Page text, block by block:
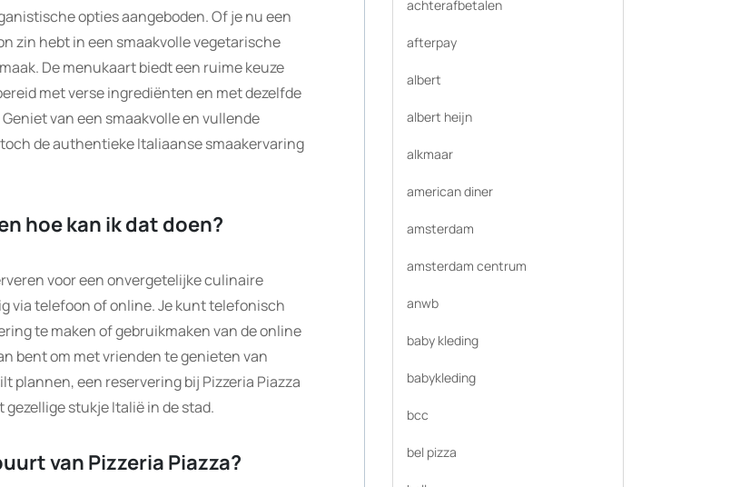
opties aangeboden. Of je nu een
zin hebt in een smaakvolle vegetarische
De menukaart biedt een ruime keuze
met verse ingrediënten en met dezelfde
van een smaakvolle en vullende
de authentieke Italiaanse smaakervaring
hoe kan ik dat doen?
voor een onvergetelijke culinaire
via telefoon of online. Je kunt telefonisch
te maken of gebruikmaken van de online
bent om met vrienden te genieten van
plannen, een reservering bij Pizzeria Piazza
stukje Italië in de stad.
van Pizzeria Piazza?
achterafbetalen
afterpay
albert
albert heijn
alkmaar
american diner
amsterdam
amsterdam centrum
anwb
baby kleding
babykleding
bcc
bel pizza